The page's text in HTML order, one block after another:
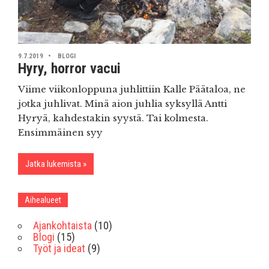
9.7.2019 BLOGI
Hyry, horror vacui
Viime viikonloppuna juhlittiin Kalle Päätaloa, ne
jotka juhlivat. Minä aion juhlia syksyllä Antti
Hyryä, kahdestakin syystä. Tai kolmesta.
Ensimmäinen syy
Jatka lukemista
Aihealueet
Ajankohtaista (10)
Blogi (15)
Työt ja ideat (9)